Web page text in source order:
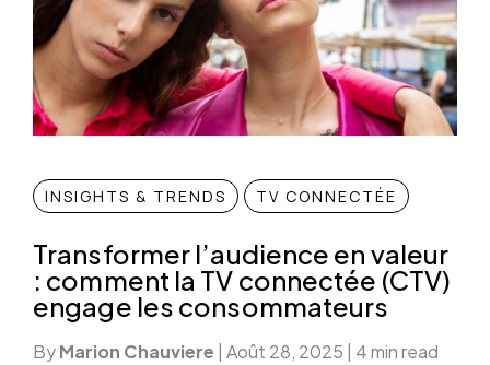
INSIGHTS & TRENDS TV CONNECTÉE
Transformer l’audience en valeur
: comment la TV connectée (CTV)
engage les consommateurs
ByMarion Chauviere Août 28, 2025
4 min read